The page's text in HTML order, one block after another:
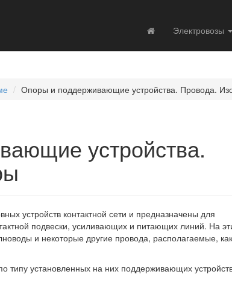
Электровозы
Опоры и поддерживающие устройства. Провода.
устройства.
устройств контактной сети и предназначены для
подвески, усиливающих и питающих линий. На
и некоторые другие провода, располагаемые, как
типу установленных на них поддерживающих